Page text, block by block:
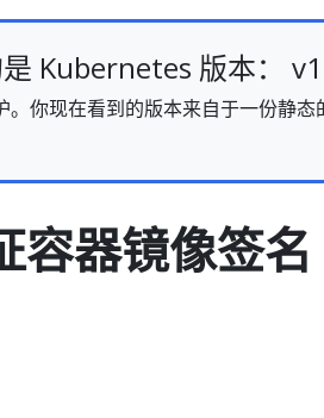
Kubernetes 版本：
你现在看到的版本来自于一份静态
容器镜像签名